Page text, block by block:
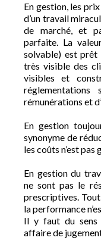
En gestion, les
d’un travail
de marché, et
parfaite. La
solvable) est prêt
très visible des
visibles et
réglementations
rémunérations et
En gestion
synonyme de
les coûts n’est
En gestion du
ne sont pas le
prescriptives.
la performance
Il y faut du sens
affaire de